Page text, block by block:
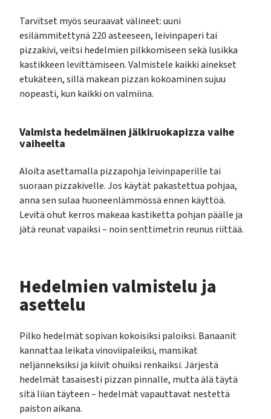
Tarvitset myös seuraavat välineet: uuni
esilämmitettynä 220 asteeseen, leivinpaperi tai
pizzakivi, veitsi hedelmien pilkkomiseen sekä lusikka
kastikkeen levittämiseen. Valmistele kaikki ainekset
etukäteen, sillä makean pizzan kokoaminen sujuu
nopeasti, kun kaikki on valmiina.
Valmista hedelmäinen jälkiruokapizza vaihe
vaiheelta
Aloita asettamalla pizzapohja leivinpaperille tai
suoraan pizzakivelle. Jos käytät pakastettua pohjaa,
anna sen sulaa huoneenlämmössä ennen käyttöä.
Levitä ohut kerros makeaa kastiketta pohjan päälle ja
jätä reunat vapaiksi – noin senttimetrin reunus riittää.
Hedelmien valmistelu ja
asettelu
Pilko hedelmät sopivan kokoisiksi paloiksi. Banaanit
kannattaa leikata vinoviipaleiksi, mansikat
neljänneksiksi ja kiivit ohuiksi renkaiksi. Järjestä
hedelmät tasaisesti pizzan pinnalle, mutta älä täytä
sitä liian täyteen – hedelmät vapauttavat nestettä
paiston aikana.